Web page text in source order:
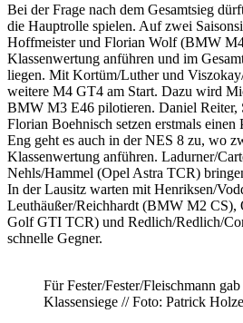
Bei der Frage nach dem Gesamtsieg
die Hauptrolle spielen. Auf zwei
Hoffmeister und Florian Wolf (BMW
Klassenwertung anführen und im
liegen. Mit Kortüm/Luther und
weitere M4 GT4 am Start. Dazu wird
BMW M3 E46 pilotieren. Daniel Reiter,
Florian Boehnisch setzen erstmals einen
Eng geht es auch in der NES 8 zu, wo
Klassenwertung anführen. Ladurner/
Nehls/Hammel (Opel Astra TCR)
In der Lausitz warten mit Henriksen/
Leuthäußer/Reichhardt (BMW M2 CS),
Golf GTI TCR) und Redlich/Redlich/
schnelle Gegner.
Für Fester/Fester/Fleischmann
Klassensiege // Foto: Patrick